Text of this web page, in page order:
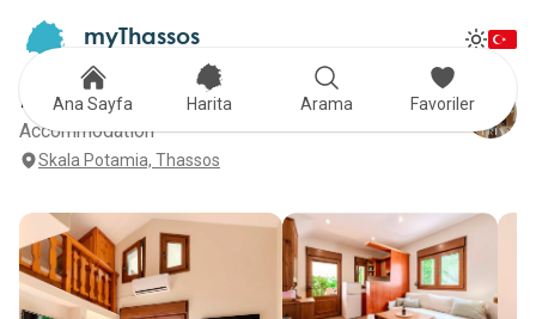
myThassos
Kastrinos Guest House
Accommodation
Skala Potamia, Thassos
Ana Sayfa Harita Arama Favoriler